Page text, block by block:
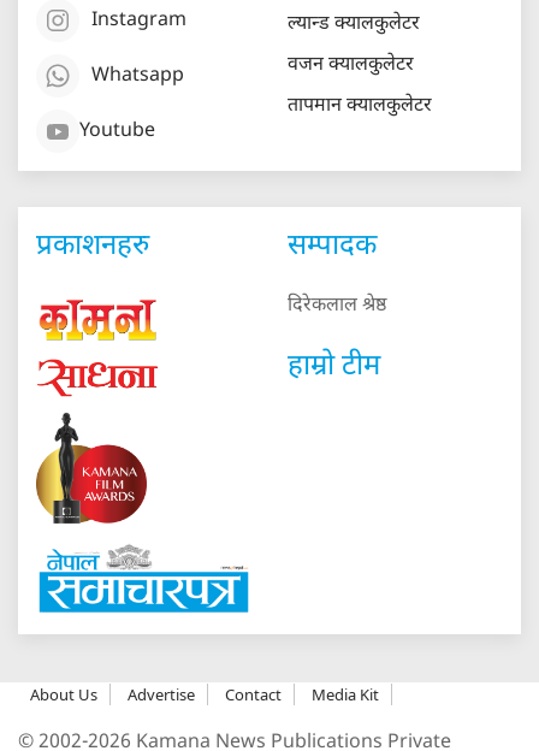
Instagram
Whatsapp
Youtube
ल्यान्ड क्यालकुलेटर
वजन क्यालकुलेटर
तापमान क्यालकुलेटर
प्रकाशनहरु सम्पादक
दिरेकलाल श्रेष्ठ
हाम्रो टीम
About Us Advertise Contact Media Kit
© 2002-2026 Kamana News Publications Private